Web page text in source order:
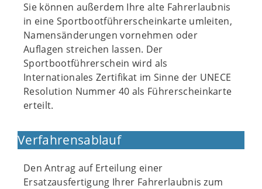
Sie können außerdem Ihre alte Fahrerlaubnis
in eine Sportbootführerscheinkarte umleiten,
Namensänderungen vornehmen oder
Auflagen streichen lassen. Der
Sportbootführerschein wird als
Internationales Zertifikat im Sinne der UNECE
Resolution Nummer 40 als Führerscheinkarte
erteilt.
Verfahrensablauf
Den Antrag auf Erteilung einer
Ersatzausfertigung Ihrer Fahrerlaubnis zum